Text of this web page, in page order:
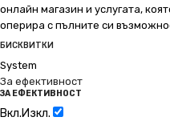
онлайн магазин и услугата,
оперира с пълните си
БИСКВИТКИ
System
За ефективност
ЗА ЕФЕКТИВНОСТ
Вкл.Изкл.